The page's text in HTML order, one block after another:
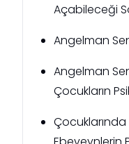
Açabileceği
Angelman
Angelman
Çocukların